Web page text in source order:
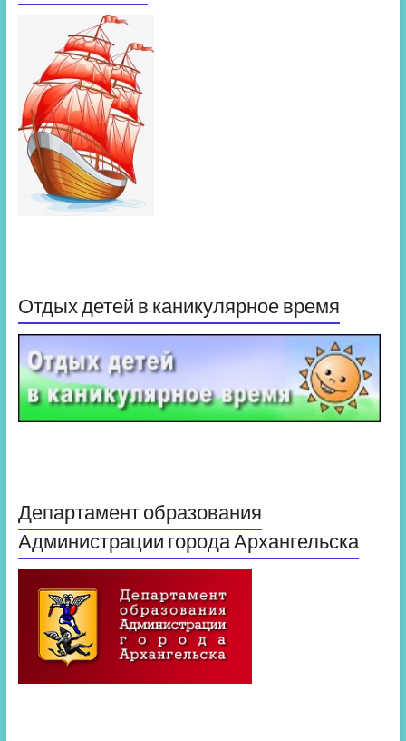
Отдых детей в каникулярное время
Департамент образования
Администрации города Архангельска